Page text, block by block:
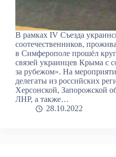
В рамках IV Cъезда
соотечественников,
в Симферополе прошёл
связей украинцев Крыма с
за рубежом». На
делегаты из российских
Херсонской, Запорожской
ЛНР, а также…
28.10.2022